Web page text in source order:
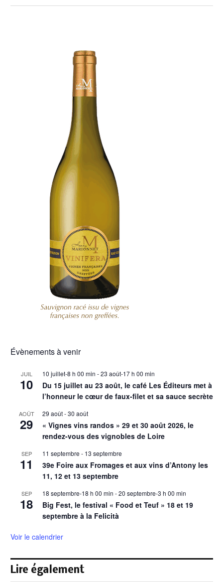
Évènements à venir
JUIL
10
10 juillet-8 h 00 min -23 août-17 h 00 min
Du 15 juillet au 23 août, le café Les Éditeurs met à
l’honneur le cœur de faux-filet et sa sauce secrète
AOÛT
29
29 août-30 août
« Vignes vins randos » 29 et 30 août 2026, le
rendez-vous des vignobles de Loire
SEP
11
11 septembre - 13 septembre
39e Foire aux Fromages et aux vins d’Antony les
11, 12 et 13 septembre
SEP
18
18 septembre-18 h 00 min -20 septembre-3 h 00 min
Big Fest, le festival « Food et Teuf » 18 et 19
septembre à la Felicità
Voir le calendrier
Lire également